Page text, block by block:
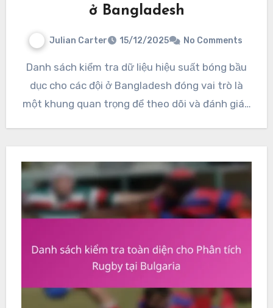
ở Bangladesh
Julian Carter 15/12/2025 No Comments
Danh sách kiểm tra dữ liệu hiệu suất bóng bầu
dục cho các đội ở Bangladesh đóng vai trò là
một khung quan trọng để theo dõi và đánh giá…